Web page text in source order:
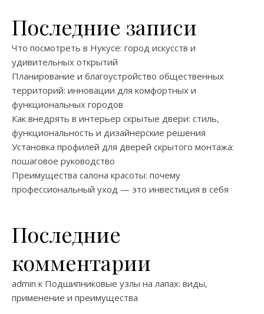
Последние записи
Что посмотреть в Нукусе: город искусств и
удивительных открытий
Планирование и благоустройство общественных
территорий: инновации для комфортных и
функциональных городов
Как внедрять в интерьер скрытые двери: стиль,
функциональность и дизайнерские решения
Установка профилей для дверей скрытого монтажа:
пошаговое руководство
Преимущества салона красоты: почему
профессиональный уход — это инвестиция в себя
Последние
комментарии
admin к Подшипниковые узлы на лапах: виды,
применение и преимущества